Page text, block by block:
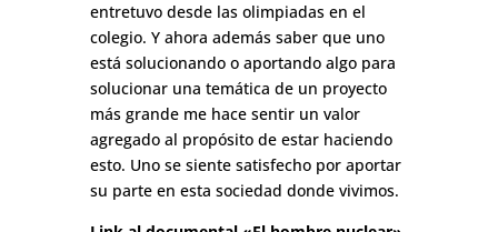
entretuvo desde las olimpiadas en el
colegio. Y ahora además saber que uno
está solucionando o aportando algo para
solucionar una temática de un proyecto
más grande me hace sentir un valor
agregado al propósito de estar haciendo
esto. Uno se siente satisfecho por aportar
su parte en esta sociedad donde vivimos.